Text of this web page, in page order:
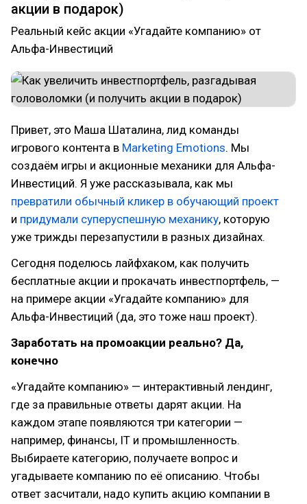
акции в подарок)
Реальный кейс акции «Угадайте компанию» от
Альфа-Инвестиций
Привет, это Маша Шаталина, лид команды
игрового контента в Marketing Emotions. Мы
создаём игры и акционные механики для Альфа-
Инвестиций. Я уже рассказывала, как мы
превратили обычный кликер в обучающий проект
и придумали суперуспешную механику, которую
уже трижды перезапустили в разных дизайнах.
Сегодня поделюсь лайфхаком, как получить
бесплатные акции и прокачать инвестпортфель, —
на примере акции «Угадайте компанию» для
Альфа-Инвестиций (да, это тоже наш проект).
Заработать на промоакции реально? Да,
конечно
«Угадайте компанию» — интерактивный лендинг,
где за правильные ответы дарят акции. На
каждом этапе появляются три категории —
например, финансы, IT и промышленность.
Выбираете категорию, получаете вопрос и
угадываете компанию по её описанию. Чтобы
ответ засчитали, надо купить акцию компании в